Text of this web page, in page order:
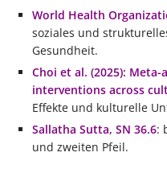
World Health
soziales und
Gesundheit.
Choi et al. (2025):
interventions across
Effekte und kulturelle
Sallatha Sutta, SN 36.6:
und zweiten Pfeil.